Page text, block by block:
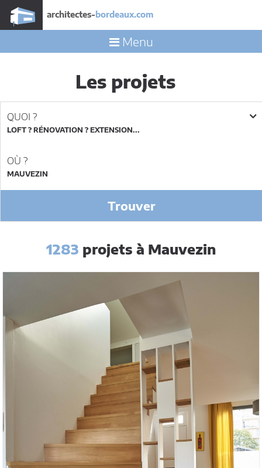
architectes- bordeaux.com
Menu
Les projets
QUOI ?
LOFT ? RÉNOVATION ? EXTENSION...
OÙ ?
Trouver
1283 projets à Mauvezin